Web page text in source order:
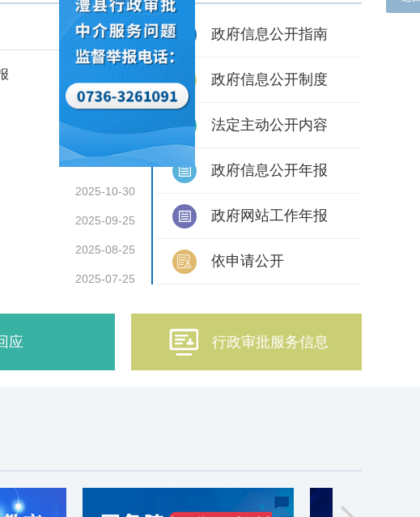
政府信息公开指南
 政府信息公开制度
 法定主动公开内容
 政府信息公开年报
 政府网站工作年报
 依申请公开
2026-02-02
2025-12-25
2025-12-01
2025-10-30
2025-09-25
2025-08-25
2025-07-25
应  行政审批服务信息
×